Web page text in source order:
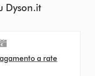
Dyson.it
a rate